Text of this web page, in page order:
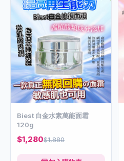
Biest 白金水素萬能面霜
120g
$1,280$1,880